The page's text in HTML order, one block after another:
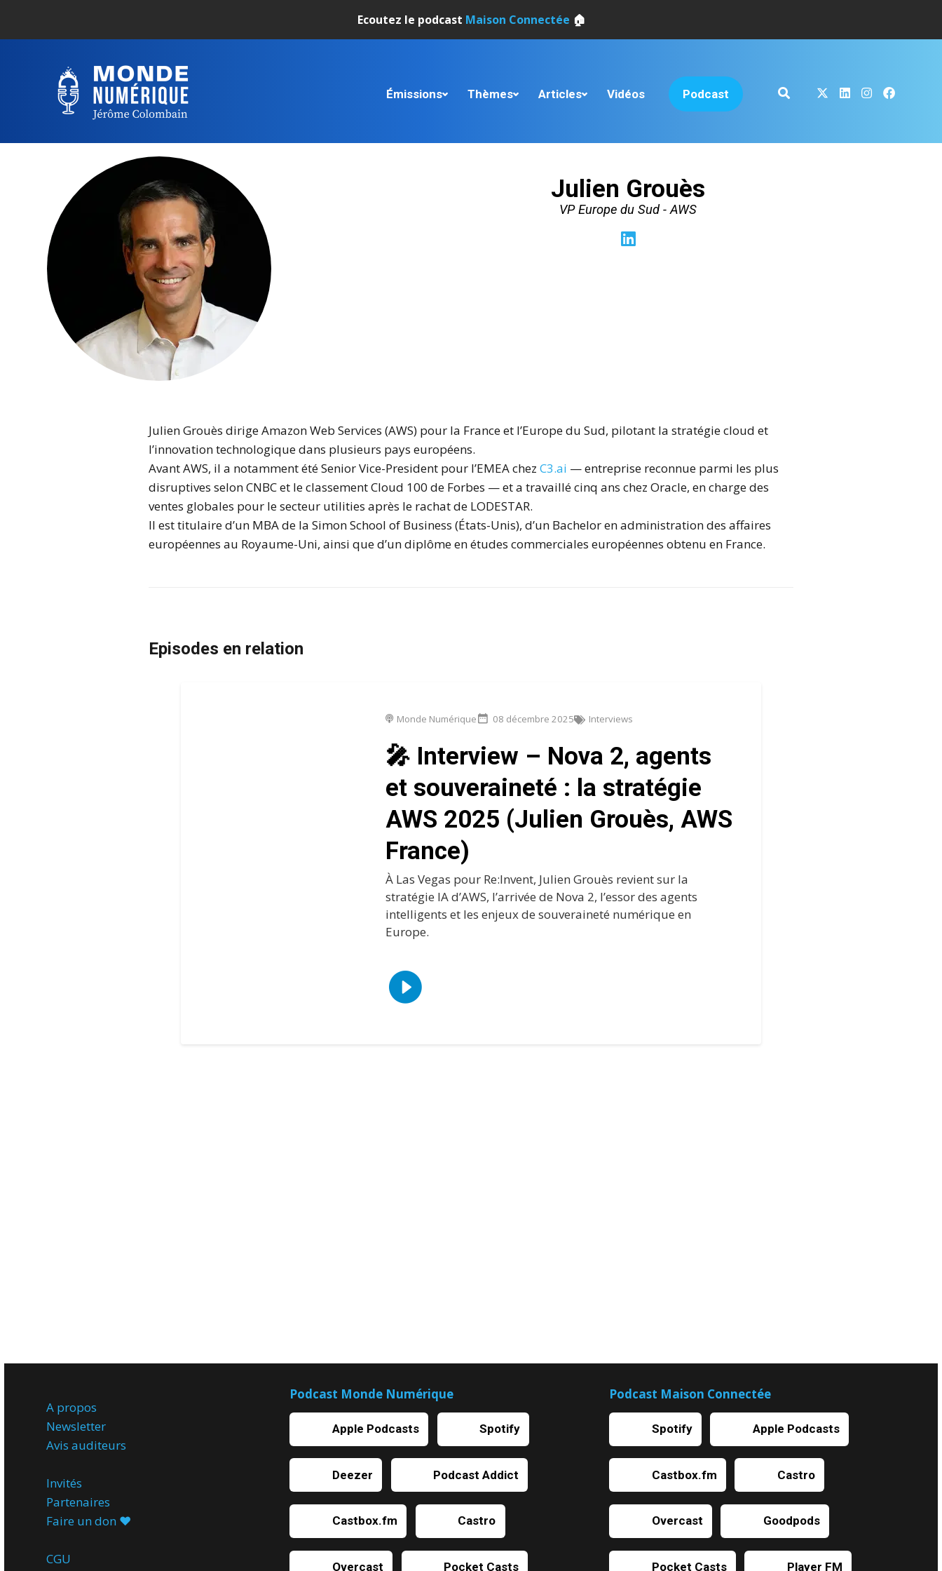
Ecoutez le podcast Maison Connectée 🏠
Émissions Thèmes Articles Vidéos Podcast
Julien Grouès
VP Europe du Sud - AWS
Julien Grouès dirige Amazon Web Services (AWS) pour la France et l’Europe du Sud, pilotant la stratégie cloud et
l’innovation technologique dans plusieurs pays européens.
Avant AWS, il a notamment été Senior Vice-President pour l’EMEA chez C3.ai — entreprise reconnue parmi les plus
disruptives selon CNBC et le classement Cloud 100 de Forbes — et a travaillé cinq ans chez Oracle, en charge des
ventes globales pour le secteur utilities après le rachat de LODESTAR.
Il est titulaire d’un MBA de la Simon School of Business (États-Unis), d’un Bachelor en administration des affaires
européennes au Royaume-Uni, ainsi que d’un diplôme en études commerciales européennes obtenu en France.
Episodes en relation
Monde Numérique 08 décembre 2025 Interviews
🎤 Interview – Nova 2, agents
et souveraineté : la stratégie
AWS 2025 (Julien Grouès, AWS
France)
À Las Vegas pour Re:Invent, Julien Grouès revient sur la
stratégie IA d’AWS, l’arrivée de Nova 2, l’essor des agents
intelligents et les enjeux de souveraineté numérique en
Europe.
A propos
Newsletter
Avis auditeurs
Invités
Partenaires
Faire un don ♥️
CGU
Podcast Monde Numérique
Apple Podcasts Spotify
Deezer Podcast Addict
Castbox.fm Castro
Overcast Pocket Casts
Podcast Maison Connectée
Spotify Apple Podcasts
Castbox.fm Castro
Overcast Goodpods
Pocket Casts Player FM